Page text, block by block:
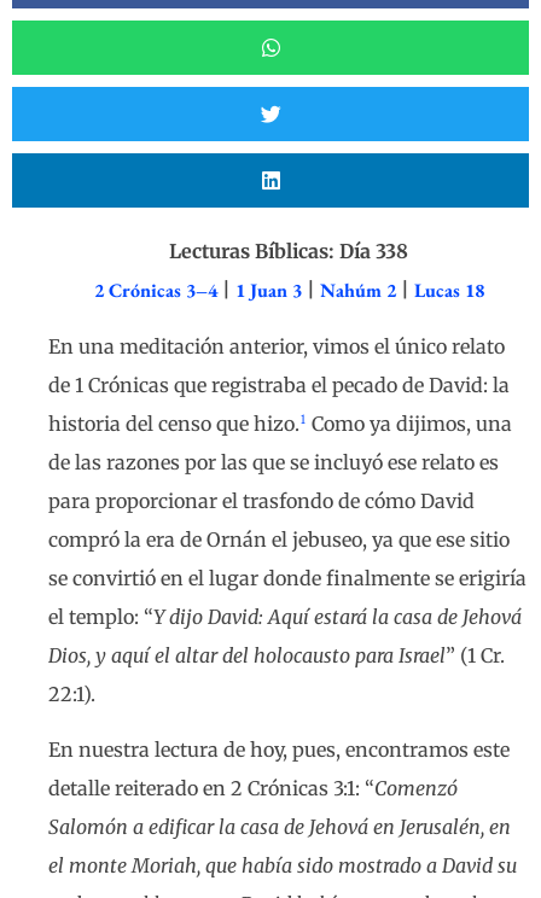
Lecturas Bíblicas: Día 338
2 Crónicas 3–4| 1 Juan 3| Nahúm 2| Lucas 18
En una meditación anterior, vimos el único relato
de 1 Crónicas que registraba el pecado de David: la
historia del censo que hizo.1 Como ya dijimos, una
de las razones por las que se incluyó ese relato es
para proporcionar el trasfondo de cómo David
compró la era de Ornán el jebuseo, ya que ese sitio
se convirtió en el lugar donde finalmente se erigiría
el templo: “Y dijo David: Aquí estará la casa de Jehová
Dios, y aquí el altar del holocausto para Israel” (1 Cr.
22:1).
En nuestra lectura de hoy, pues, encontramos este
detalle reiterado en 2 Crónicas 3:1: “Comenzó
Salomón a edificar la casa de Jehová en Jerusalén, en
el monte Moriah, que había sido mostrado a David su